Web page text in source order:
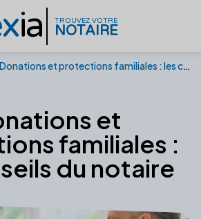
ia TROUVEZ VOTRE
NOTAIRE
Donations et protections familiales : les conseils du notaire
et
familiales :
du notaire